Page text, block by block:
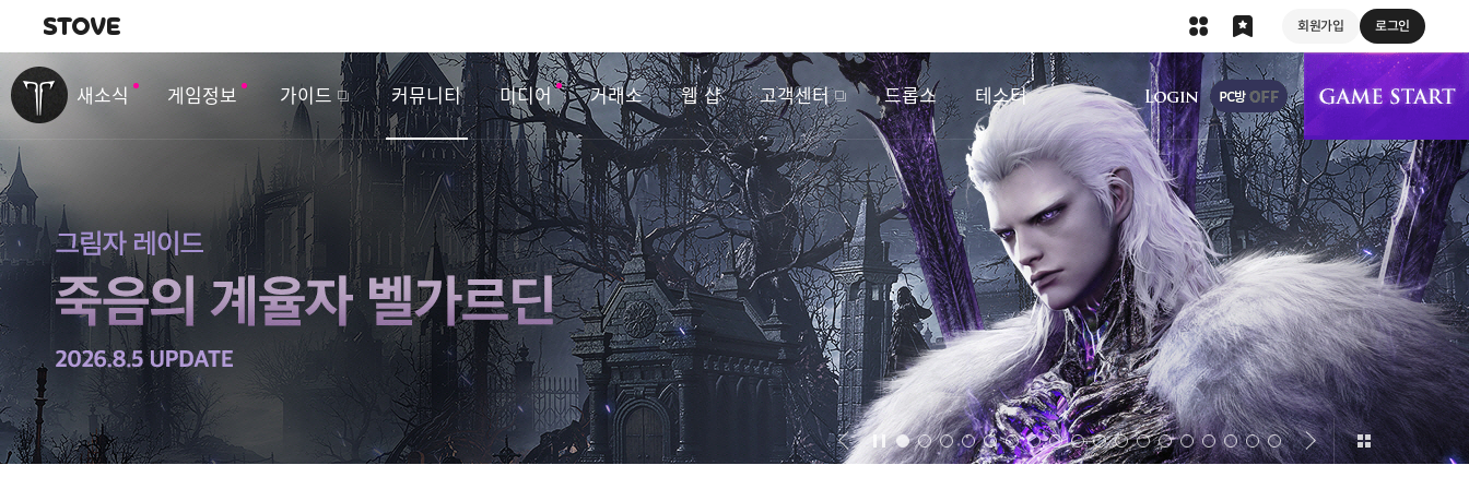
회원가입 로그인
내비게이션
새소식 게임정보 가이드 커뮤니티 미디어 거래소 웹 샵 고객센터 드롭스 테스터
상단 메뉴
벤
트
&
업
데
이
트